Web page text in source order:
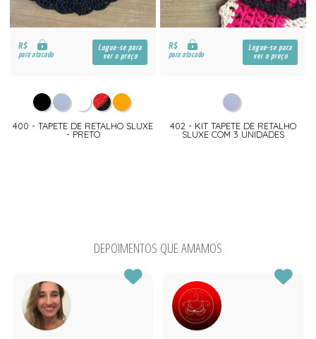
R$
para atacado
Logue-se para
ver o preço
400 - TAPETE DE RETALHO SLUXE
- PRETO
R$
para atacado
Logue-se para
ver o preço
402 - KIT TAPETE DE RETALHO
SLUXE COM 3 UNIDADES
DEPOIMENTOS QUE AMAMOS